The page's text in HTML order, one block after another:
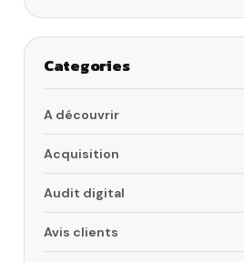
Categories
A découvrir
Acquisition
Audit digital
Avis clients